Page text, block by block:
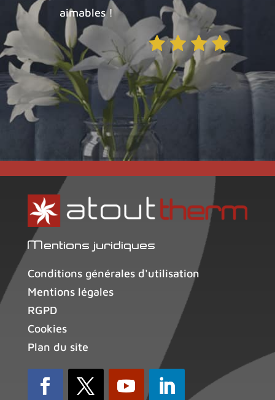
aimables !
Mentions juridiques
Conditions générales d'utilisation
Mentions légales
RGPD
Cookies
Plan du site